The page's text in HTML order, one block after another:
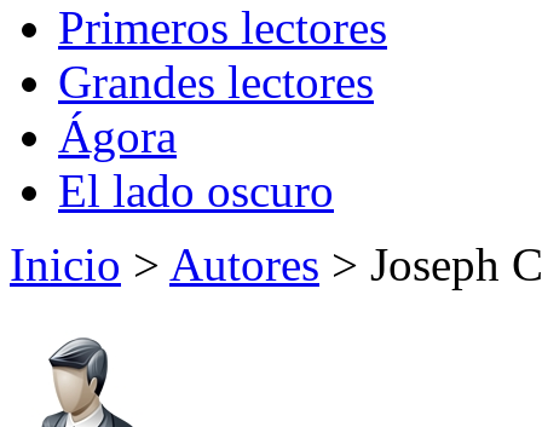
Primeros lectores
Grandes lectores
Ágora
El lado oscuro
Inicio > Autores > Joseph